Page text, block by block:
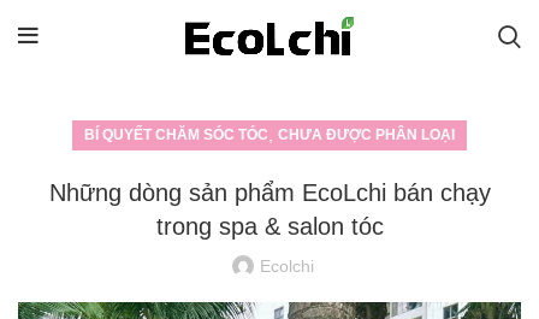
BÍ QUYẾT CHĂM SÓC TÓC CHƯA ĐƯỢC PHÂN LOẠI
Những dòng sản phẩm EcoLchi bán chạy
trong spa & salon tóc
Ecolchi